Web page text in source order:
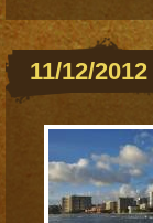
11/12/2012